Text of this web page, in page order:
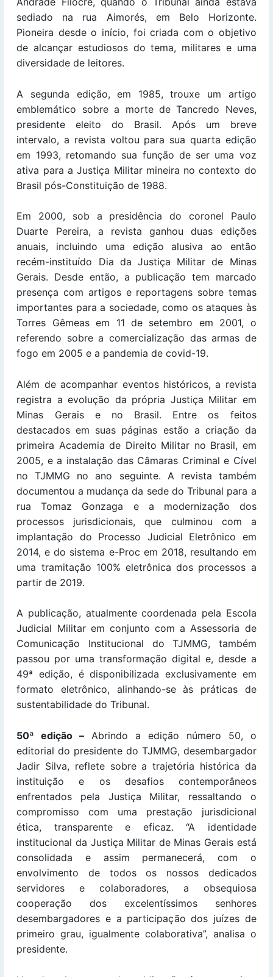
sediado na rua Aimorés, em Belo Horizonte.
Pioneira desde o início, foi criada com o objetivo
de alcançar estudiosos do tema, militares e uma
diversidade de leitores.
A segunda edição, em 1985, trouxe um artigo
emblemático sobre a morte de Tancredo Neves,
presidente eleito do Brasil. Após um breve
intervalo, a revista voltou para sua quarta edição
em 1993, retomando sua função de ser uma voz
ativa para a Justiça Militar mineira no contexto do
Brasil pós-Constituição de 1988.
Em 2000, sob a presidência do coronel Paulo
Duarte Pereira, a revista ganhou duas edições
anuais, incluindo uma edição alusiva ao então
recém-instituído Dia da Justiça Militar de Minas
Gerais. Desde então, a publicação tem marcado
presença com artigos e reportagens sobre temas
importantes para a sociedade, como os ataques às
Torres Gêmeas em 11 de setembro em 2001, o
referendo sobre a comercialização das armas de
fogo em 2005 e a pandemia de covid-19.
Além de acompanhar eventos históricos, a revista
registra a evolução da própria Justiça Militar em
Minas Gerais e no Brasil. Entre os feitos
destacados em suas páginas estão a criação da
primeira Academia de Direito Militar no Brasil, em
2005, e a instalação das Câmaras Criminal e Cível
no TJMMG no ano seguinte. A revista também
documentou a mudança da sede do Tribunal para a
rua Tomaz Gonzaga e a modernização dos
processos jurisdicionais, que culminou com a
implantação do Processo Judicial Eletrônico em
2014, e do sistema e-Proc em 2018, resultando em
uma tramitação 100% eletrônica dos processos a
partir de 2019.
A publicação, atualmente coordenada pela Escola
Judicial Militar em conjunto com a Assessoria de
Comunicação Institucional do TJMMG, também
passou por uma transformação digital e, desde a
49ª edição, é disponibilizada exclusivamente em
formato eletrônico, alinhando-se às práticas de
sustentabilidade do Tribunal.
50ª edição – Abrindo a edição número 50, o
editorial do presidente do TJMMG, desembargador
Jadir Silva, reflete sobre a trajetória histórica da
instituição e os desafios contemporâneos
enfrentados pela Justiça Militar, ressaltando o
compromisso com uma prestação jurisdicional
ética, transparente e eficaz. “A identidade
institucional da Justiça Militar de Minas Gerais está
consolidada e assim permanecerá, com o
envolvimento de todos os nossos dedicados
servidores e colaboradores, a obsequiosa
cooperação dos excelentíssimos senhores
desembargadores e a participação dos juízes de
primeiro grau, igualmente colaborativa”, analisa o
presidente.